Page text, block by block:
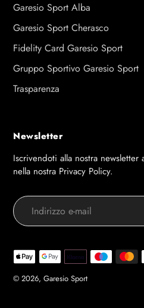
Garesio Sport Alba
Garesio Sport Cherasco
Fidelity Card Garesio Sport
Gruppo Sportivo Garesio Sport
Trasparenza
Newsletter
Iscrivendoti alla nostra
nella nostra Privacy Policy.
© 2026, Garesio Sport
Modalità
di
pagamento